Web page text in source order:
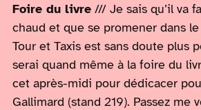
Foire du livre /// Je sais qu’il va
chaud et que se promener dans
Tour et Taxis est sans doute plus
serai quand même à la foire du
cet après-midi pour dédicacer
Gallimard (stand 219). Passez me